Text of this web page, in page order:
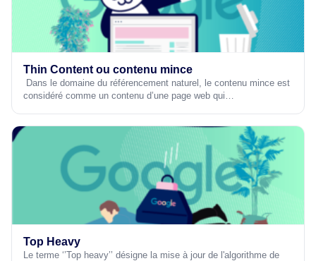
Thin Content ou contenu mince
Dans le domaine du référencement naturel, le contenu mince est
considéré comme un contenu d’une page web qui…
Top Heavy
Le terme ‘’Top heavy’’ désigne la mise à jour de l'algorithme de